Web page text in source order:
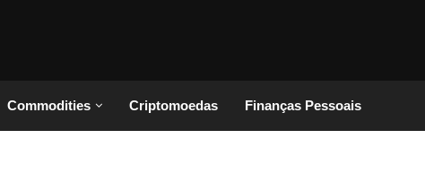
Commodities Criptomoedas Finanças Pessoais